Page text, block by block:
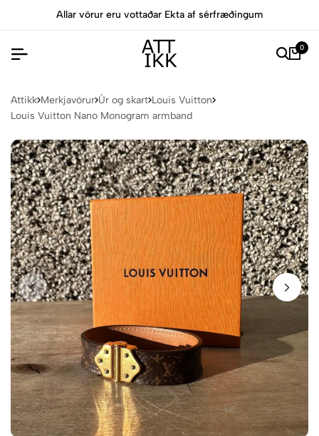
Allar vörur eru vottaðar Ekta af sérfræðingum
0
Attikk Merkjavörur Úr og skart Louis Vuitton
Louis Vuitton Nano Monogram armband